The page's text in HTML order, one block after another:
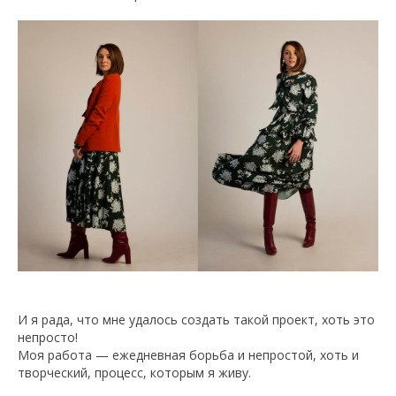
И я рада, что мне удалось создать такой проект, хоть это
непросто!
Моя работа — ежедневная борьба и непростой, хоть и
творческий, процесс, которым я живу.